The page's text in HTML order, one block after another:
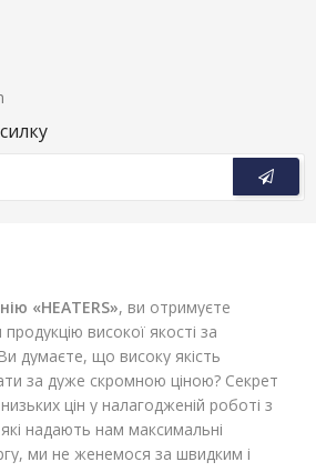
«HEATERS», ви отримуєте
високої якості за
думаєте, що високу якість
за дуже скромною ціною? Секрет
цін у налагодженій роботі з
надають нам максимальні
ми не женемося за швидким і